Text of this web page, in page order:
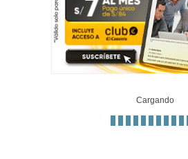
Cargando